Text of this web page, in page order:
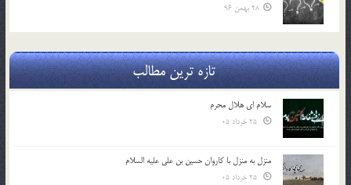
28 بهمن 96
تازه ترین مطالب
سلام ای هلال محرم
منزل به منزل با کاروان حسین بن علی علیه السلام